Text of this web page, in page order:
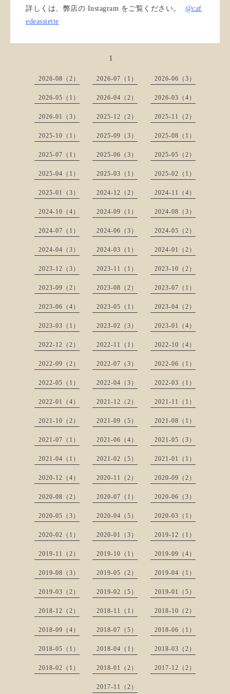
詳しくは、弊店の Instagram をご覧ください。 @caf
edeassiette
1
2026-08（2） 2026-07（1） 2026-06（3）
2026-05（1） 2026-04（2） 2026-03（4）
2026-01（3） 2025-12（2） 2025-11（2）
2025-10（1） 2025-09（3） 2025-08（1）
2025-07（1） 2025-06（3） 2025-05（2）
2025-04（1） 2025-03（1） 2025-02（1）
2025-01（3） 2024-12（2） 2024-11（4）
2024-10（4） 2024-09（1） 2024-08（3）
2024-07（1） 2024-06（3） 2024-05（2）
2024-04（3） 2024-03（1） 2024-01（2）
2023-12（3） 2023-11（1） 2023-10（2）
2023-09（2） 2023-08（2） 2023-07（1）
2023-06（4） 2023-05（1） 2023-04（2）
2023-03（1） 2023-02（3） 2023-01（4）
2022-12（2） 2022-11（1） 2022-10（4）
2022-09（2） 2022-07（3） 2022-06（1）
2022-05（1） 2022-04（3） 2022-03（1）
2022-01（4） 2021-12（2） 2021-11（1）
2021-10（2） 2021-09（5） 2021-08（1）
2021-07（1） 2021-06（4） 2021-05（3）
2021-04（1） 2021-02（5） 2021-01（1）
2020-12（4） 2020-11（2） 2020-09（2）
2020-08（2） 2020-07（1） 2020-06（3）
2020-05（3） 2020-04（5） 2020-03（1）
2020-02（1） 2020-01（3） 2019-12（1）
2019-11（2） 2019-10（1） 2019-09（4）
2019-08（3） 2019-05（2） 2019-04（1）
2019-03（2） 2019-02（5） 2019-01（5）
2018-12（2） 2018-11（1） 2018-10（2）
2018-09（4） 2018-07（5） 2018-06（1）
2018-05（1） 2018-04（1） 2018-03（2）
2018-02（1） 2018-01（2） 2017-12（2）
2017-11（2）